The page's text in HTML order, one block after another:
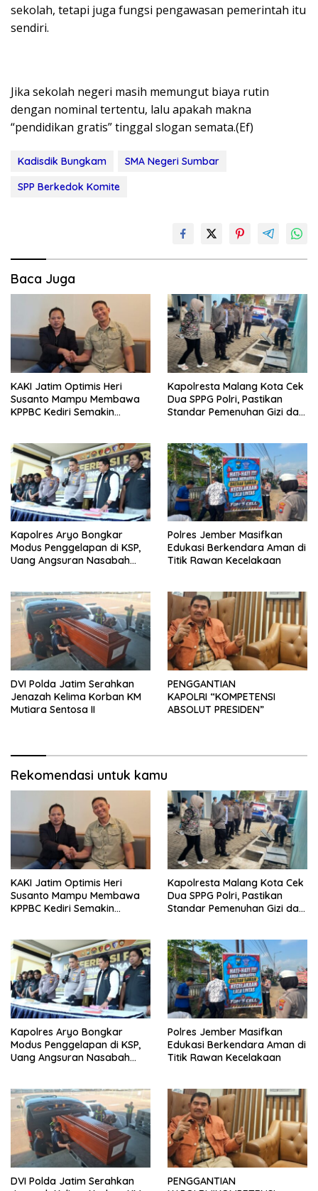
sekolah, tetapi juga fungsi pengawasan pemerintah itu
sendiri.
Jika sekolah negeri masih memungut biaya rutin
dengan nominal tertentu, lalu apakah makna
“pendidikan gratis” tinggal slogan semata.(Ef)
Kadisdik Bungkam
SMA Negeri Sumbar
SPP Berkedok Komite
Baca Juga
KAKI Jatim Optimis Heri
Susanto Mampu Membawa
KPPBC Kediri Semakin
Kapolresta Malang Kota Cek
Dua SPPG Polri, Pastikan
Standar Pemenuhan Gizi dan
Kapolres Aryo Bongkar
Modus Penggelapan di KSP,
Uang Angsuran Nasabah
Polres Jember Masifkan
Edukasi Berkendara Aman di
Titik Rawan Kecelakaan
DVI Polda Jatim Serahkan
Jenazah Kelima Korban KM
Mutiara Sentosa II
PENGGANTIAN
KAPOLRI “KOMPETENSI
ABSOLUT PRESIDEN”
Rekomendasi untuk kamu
KAKI Jatim Optimis Heri
Susanto Mampu Membawa
KPPBC Kediri Semakin
Kapolresta Malang Kota Cek
Dua SPPG Polri, Pastikan
Standar Pemenuhan Gizi dan
Kapolres Aryo Bongkar
Modus Penggelapan di KSP,
Uang Angsuran Nasabah
Polres Jember Masifkan
Edukasi Berkendara Aman di
Titik Rawan Kecelakaan
DVI Polda Jatim Serahkan
PENGGANTIAN